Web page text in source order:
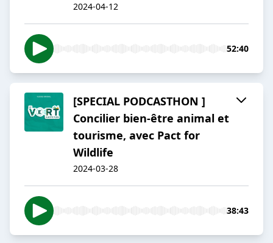
2024-04-12
52:40
[SPECIAL PODCASTHON ]
Concilier bien-être animal et
tourisme, avec Pact for
Wildlife
2024-03-28
38:43